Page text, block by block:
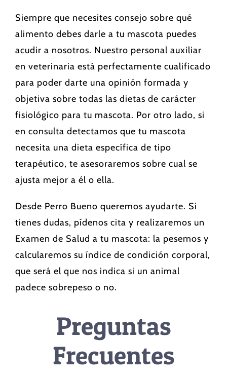
Siempre que necesites consejo sobre qué
alimento debes darle a tu mascota puedes
acudir a nosotros. Nuestro personal auxiliar
en veterinaria está perfectamente cualificado
para poder darte una opinión formada y
objetiva sobre todas las dietas de carácter
fisiológico para tu mascota. Por otro lado, si
en consulta detectamos que tu mascota
necesita una dieta específica de tipo
terapéutico, te asesoraremos sobre cual se
ajusta mejor a él o ella.
Desde Perro Bueno queremos ayudarte. Si
tienes dudas, pídenos cita y realizaremos un
Examen de Salud a tu mascota: la pesemos y
calcularemos su índice de condición corporal,
que será el que nos indica si un animal
padece sobrepeso o no.
Preguntas
Frecuentes